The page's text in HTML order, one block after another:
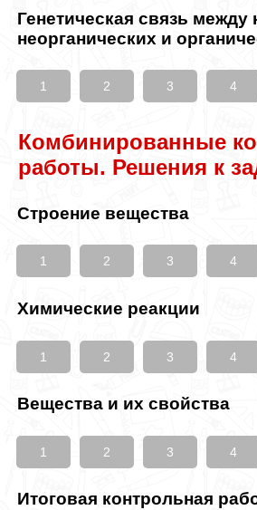
Генетическая связь между
неорганических и
1 2 3 4
Комбинированные
работы. Решения к
Строение вещества
1 2 3 4
Химические реакции
1 2 3 4
Вещества и их свойства
1 2 3 4
Итоговая контрольная